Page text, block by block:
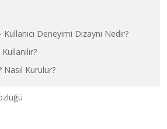
Deneyimi Dizaynı Nedir?
Kurulur?